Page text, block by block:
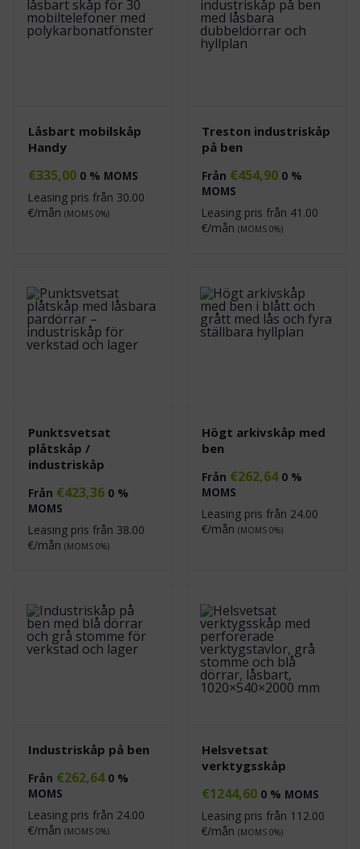
Låsbart mobilskåp
Handy
€335,00 0 % MOMS
Leasing pris från 30.00
€/mån (MOMS 0%)
Treston industriskåp
på ben
Från €454,90 0 %
MOMS
Leasing pris från 41.00
€/mån (MOMS 0%)
Punktsvetsat
plåtskåp /
industriskåp
Från €423,36 0 %
MOMS
Leasing pris från 38.00
€/mån (MOMS 0%)
Högt arkivskåp med
ben
Från €262,64 0 %
MOMS
Leasing pris från 24.00
€/mån (MOMS 0%)
Industriskåp på ben
Från €262,64 0 %
MOMS
Leasing pris från 24.00
€/mån (MOMS 0%)
Helsvetsat
verktygsskåp
€1244,60 0 % MOMS
Leasing pris från 112.00
€/mån (MOMS 0%)